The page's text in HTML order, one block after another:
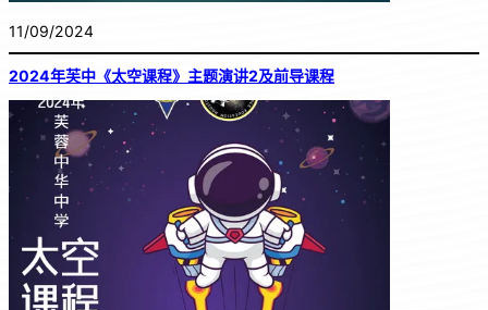
11/09/2024
2024年芙中《太空课程》主题演讲2及前导课程